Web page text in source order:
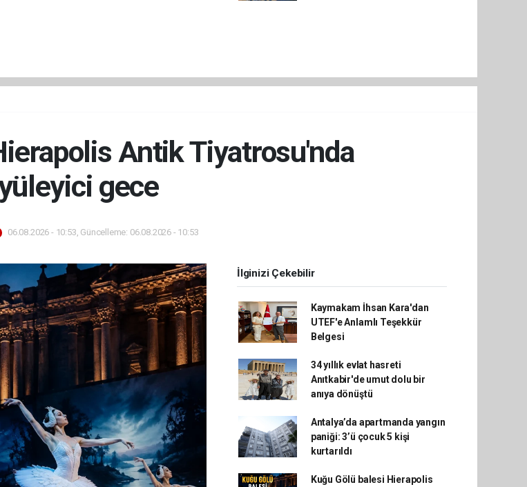
Antik Tiyatrosu'nda
gece
06.08.2026 - 10:53, Güncelleme: 06.08.2026 - 10:53
İlginizi Çekebilir
Kaymakam İhsan Kara'dan
UTEF'e Anlamlı Teşekkür
Belgesi
34 yıllık evlat hasreti
Anıtkabir'de umut dolu bir
anıya dönüştü
Antalya’da apartmanda yangın
paniği: 3’ü çocuk 5 kişi
kurtarıldı
Kuğu Gölü balesi Hierapolis